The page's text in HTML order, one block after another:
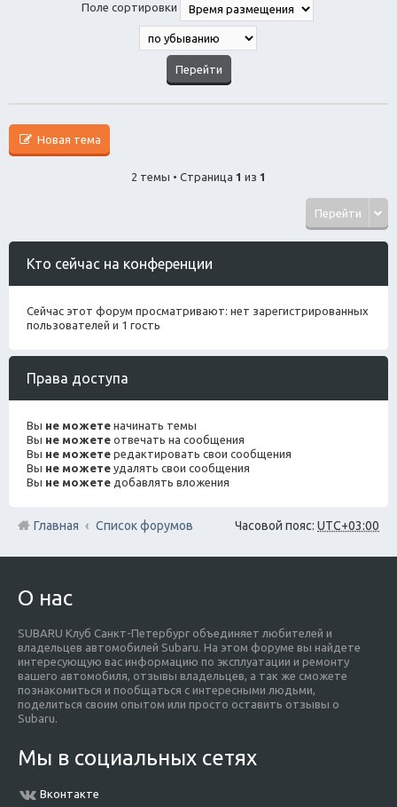
Поле сортировки
Новая тема
2 темы • Страница 1 из 1
Перейти
Кто сейчас на конференции
Сейчас этот форум просматривают: нет зарегистрированных
пользователей и 1 гость
Права доступа
Вы не можете начинать темы
Вы не можете отвечать на сообщения
Вы не можете редактировать свои сообщения
Вы не можете удалять свои сообщения
Вы не можете добавлять вложения
Часовой пояс: UTC+03:00
Главная Список форумов
О нас
SUBARU Клуб Санкт-Петербург объединяет любителей и
владельцев автомобилей Subaru. На этом форуме вы найдете
интересующую вас информацию по эксплуатации и ремонту
вашего автомобиля, отзывы владельцев, а так же сможете
познакомиться и пообщаться с интересными людьми,
поделиться своим опытом или просто оставить отзывы о
Subaru.
Мы в социальных сетях
Вконтакте